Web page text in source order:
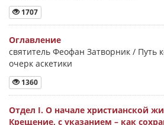
1707
Оглавление
святитель Феофан Затворник / Путь
очерк аскетики
1360
Отдел I. О начале христианской
Крещение, с указанием – как